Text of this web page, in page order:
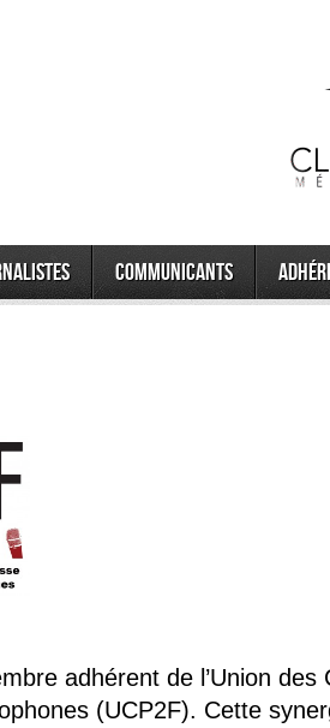
Communicants
adhérent de l’Union des
(UCP2F). Cette